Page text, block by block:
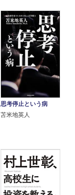
思考停止という病
苫米地英人